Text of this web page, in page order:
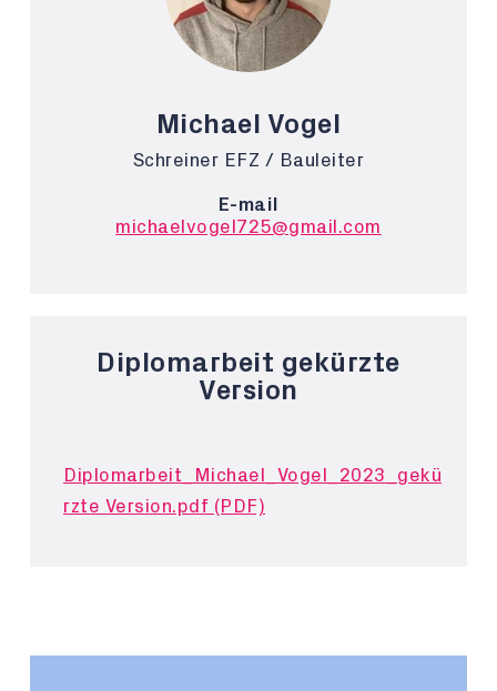
Michael Vogel
Schreiner EFZ / Bauleiter
E-mail
michaelvogel725@gmail.com
Diplomarbeit gekürzte
Version
Diplomarbeit_Michael_Vogel_2023_gekü
rzte Version.pdf (PDF)